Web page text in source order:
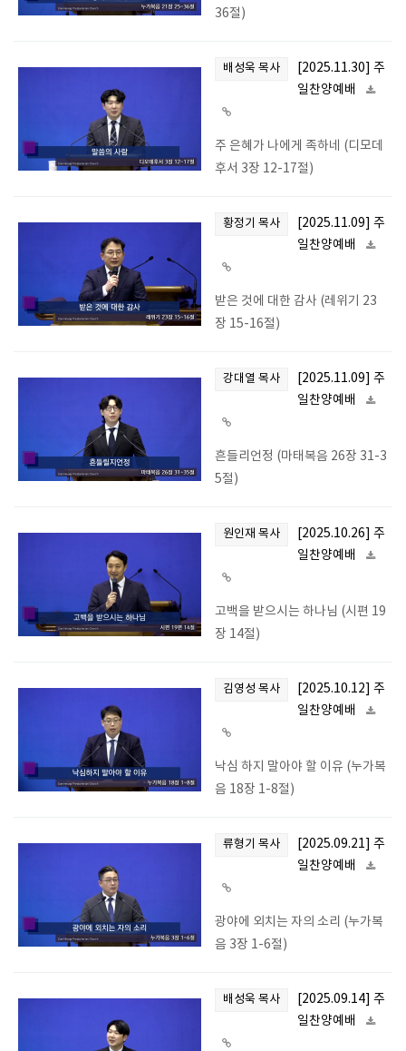
36절)
배성욱 목사
[2025.11.30] 주
일찬양예배
주 은혜가 나에게 족하네 (디모데
후서 3장 12-17절)
황정기 목사
[2025.11.09] 주
일찬양예배
받은 것에 대한 감사 (레위기 23
장 15-16절)
강대열 목사
[2025.11.09] 주
일찬양예배
흔들리언정 (마태복음 26장 31-3
5절)
원인재 목사
[2025.10.26] 주
일찬양예배
고백을 받으시는 하나님 (시편 19
장 14절)
김영성 목사
[2025.10.12] 주
일찬양예배
낙심 하지 말아야 할 이유 (누가복
음 18장 1-8절)
류형기 목사
[2025.09.21] 주
일찬양예배
광야에 외치는 자의 소리 (누가복
음 3장 1-6절)
배성욱 목사
[2025.09.14] 주
일찬양예배